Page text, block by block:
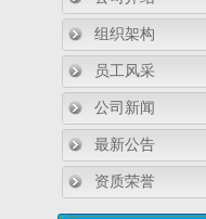
组织架构
员工风采
公司新闻
最新公告
资质荣誉